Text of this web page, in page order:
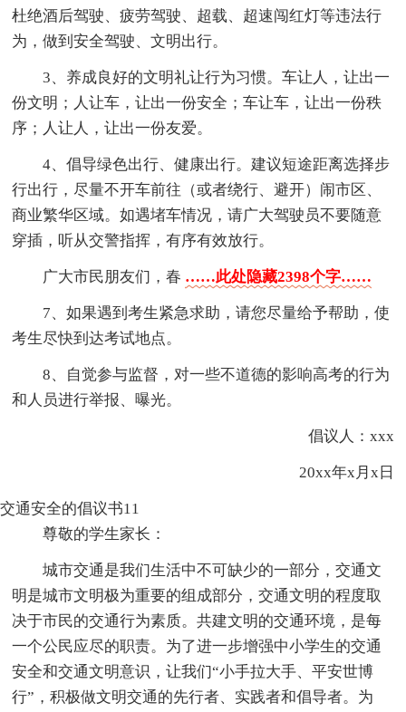
杜绝酒后驾驶、疲劳驾驶、超载、超速闯红灯等违法行
为，做到安全驾驶、文明出行。
3、养成良好的文明礼让行为习惯。车让人，让出一
份文明；人让车，让出一份安全；车让车，让出一份秩
序；人让人，让出一份友爱。
4、倡导绿色出行、健康出行。建议短途距离选择步
行出行，尽量不开车前往（或者绕行、避开）闹市区、
商业繁华区域。如遇堵车情况，请广大驾驶员不要随意
穿插，听从交警指挥，有序有效放行。
广大市民朋友们，春 ……此处隐藏2398个字……
7、如果遇到考生紧急求助，请您尽量给予帮助，使
考生尽快到达考试地点。
8、自觉参与监督，对一些不道德的影响高考的行为
和人员进行举报、曝光。
倡议人：xxx
20xx年x月x日
交通安全的倡议书11
尊敬的学生家长：
城市交通是我们生活中不可缺少的一部分，交通文
明是城市文明极为重要的组成部分，交通文明的程度取
决于市民的交通行为素质。共建文明的交通环境，是每
一个公民应尽的职责。为了进一步增强中小学生的交通
安全和交通文明意识，让我们“小手拉大手、平安世博
行”，积极做文明交通的先行者、实践者和倡导者。为